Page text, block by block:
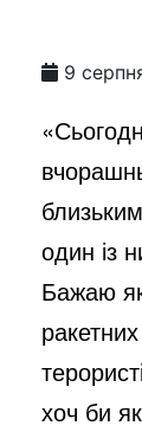
9
один із
Бажаю
хоч би